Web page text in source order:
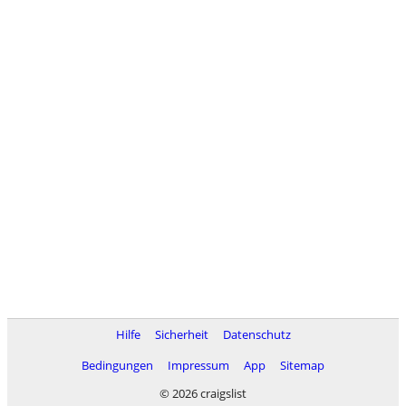
Hilfe Sicherheit
Datenschutz
Bedingungen
Impressum App
Sitemap
© 2026 craigslist